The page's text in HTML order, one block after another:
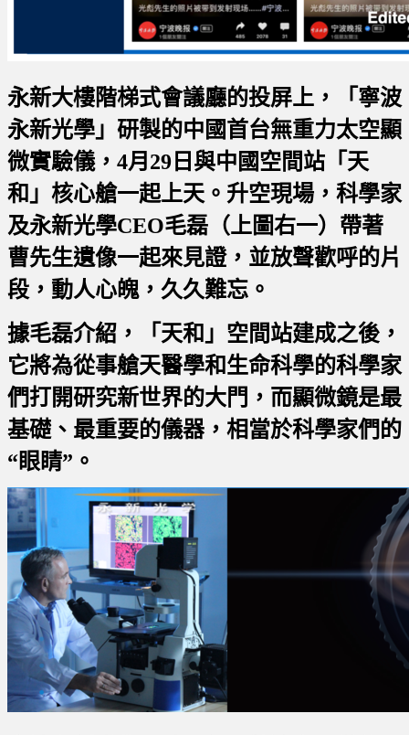
永新大樓階梯式會議廳的投屏上，
「寧波
永新光學」研製的中國首台無重力太空顯
微實驗儀，4月29日與中國空間站「天
和」核心艙一起上天。 升空現場， 科學家
及永新光學CEO毛磊（上圖右一）帶著
曹先生遺像一起來見證，並放聲歡呼的片
段，動人心魄，久久難忘。
據毛磊介紹，
「天和」 空間站建成之後，
它將為從事艙天醫學和生命科學的科學家
們打開研究新世界的大門， 而顯微鏡是最
基礎、最重要的儀器，相當於科學家們的
“眼睛”。